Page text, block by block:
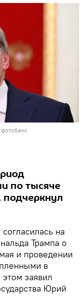
по тысяче
подчеркнул
на
Трампа о
и проведении
в
заявил
Юрий